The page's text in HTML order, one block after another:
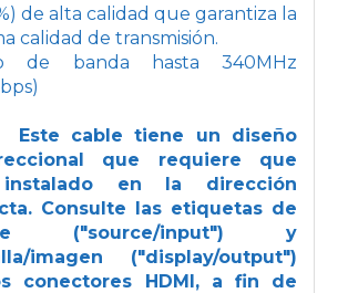
de alta calidad que garantiza la
calidad de transmisión.
de banda hasta 340MHz
Este cable tiene un diseño
que requiere que
en la dirección
Consulte las etiquetas de
("source/input") y
imagen ("display/output")
conectores HDMI, a fin de